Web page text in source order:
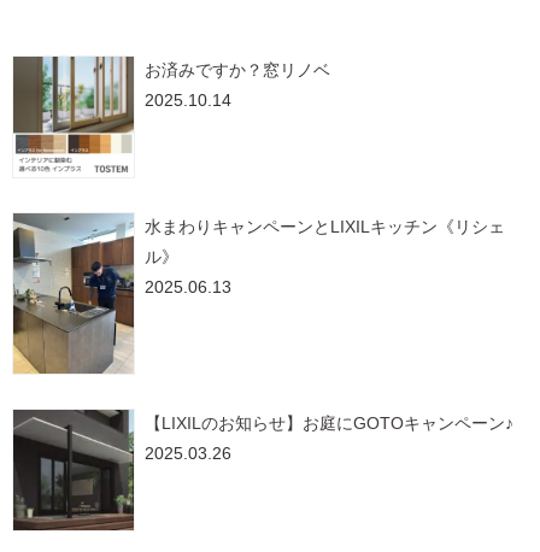
お済みですか？窓リノベ
2025.10.14
水まわりキャンペーンとLIXILキッチン《リシェ
ル》
2025.06.13
【LIXILのお知らせ】お庭にGOTOキャンペーン♪
2025.03.26